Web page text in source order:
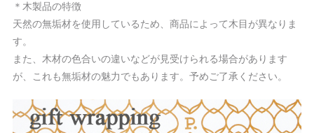
＊木製品の特徴
天然の無垢材を使用しているため、商品によって木目が異なりま
す。
また、木材の色合いの違いなどが見受けられる場合があります
が、これも無垢材の魅力でもあります。予めご了承ください。